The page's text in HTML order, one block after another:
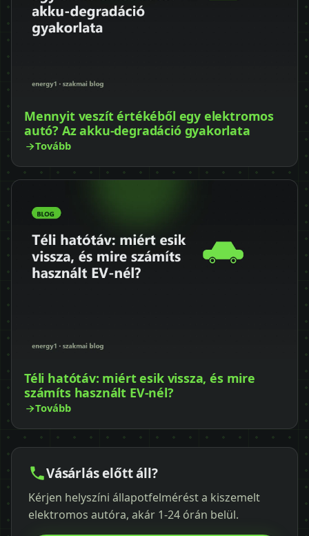
Mennyit veszít értékéből egy elektromos
autó? Az akku-degradáció gyakorlata
Tovább
Téli hatótáv: miért esik vissza, és mire
számíts használt EV-nél?
Tovább
Vásárlás előtt áll?
Kérjen helyszíni állapotfelmérést a kiszemelt
elektromos autóra, akár 1-24 órán belül.